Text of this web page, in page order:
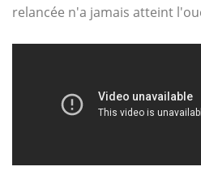
relancée n'a jamais atteint